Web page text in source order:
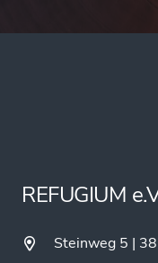
REFUGIUM
Steinweg 5 |